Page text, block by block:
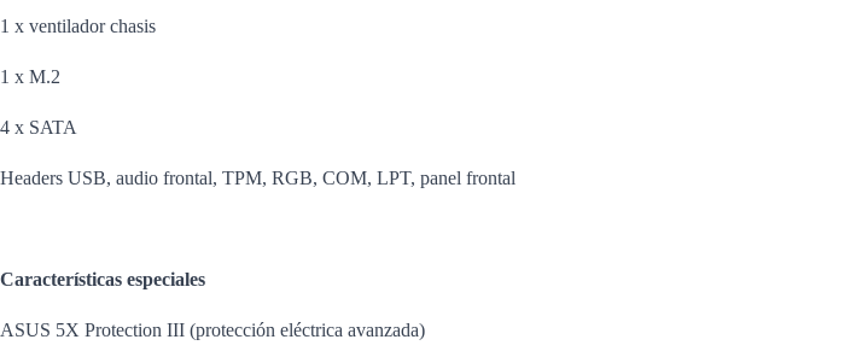
1 x ventilador chasis
1 x M.2
4 x SATA
Headers USB, audio frontal, TPM, RGB, COM, LPT, panel frontal
Características especiales
ASUS 5X Protection III (protección eléctrica avanzada)